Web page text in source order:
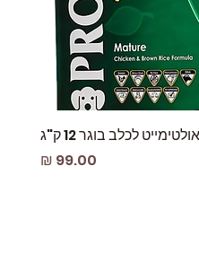
לכלב בוגר 12 ק"ג
מחיר